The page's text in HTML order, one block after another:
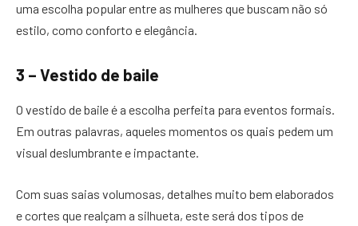
uma escolha popular entre as mulheres que buscam não só
estilo, como conforto e elegância.
3 – Vestido de baile
O vestido de baile é a escolha perfeita para eventos formais.
Em outras palavras, aqueles momentos os quais pedem um
visual deslumbrante e impactante.
Com suas saias volumosas, detalhes muito bem elaborados
e cortes que realçam a silhueta, este será dos tipos de